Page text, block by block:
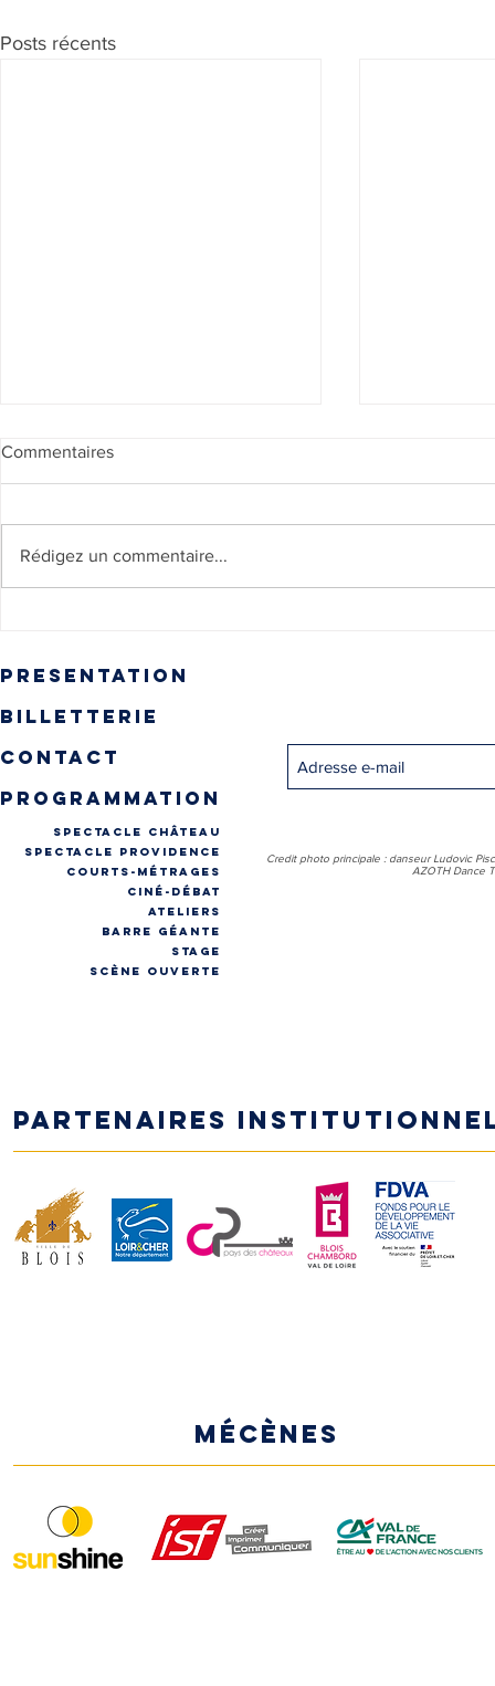
Posts récents
Commentaires
Rédigez un commentaire...
presentation
billetterie
contact
programmation
spectacle château
spectacle providence
COURTS-MÉTRAGES
CINÉ-DÉBAT
ateliers
Barre géante
stage
Scène ouverte
Credit photo principale : danseur Ludovic
AZOTH Dance
Partenaires
MÉCÈNES